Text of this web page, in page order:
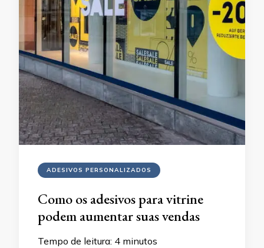
ADESIVOS PERSONALIZADOS
Como os adesivos para vitrine
podem aumentar suas vendas
Tempo de leitura: 4 minutos